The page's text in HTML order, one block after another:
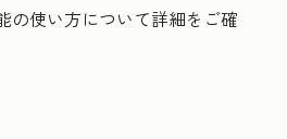
の使い方について詳細をご確